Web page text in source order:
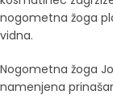
nogometna žoga
vidna.
Nogometna žoga
namenjena